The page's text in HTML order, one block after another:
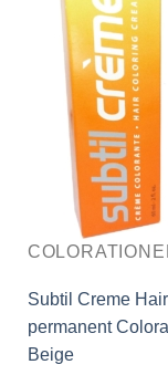
Subtil Creme
permanent
Beige